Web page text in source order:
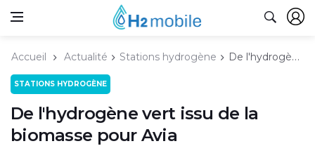
Accueil Actualité Stations hydrogène De l'hydrogène vert issu de la biomasse pour Avia
STATIONS HYDROGÈNE
De l'hydrogène vert issu de la
biomasse pour Avia